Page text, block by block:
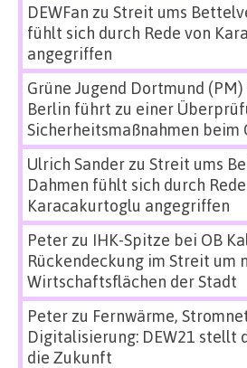
DEWFan zu Streit ums
fühlt sich durch Rede von
angegriffen
Grüne Jugend Dortmund (PM)
Berlin führt zu einer
Sicherheitsmaßnahmen beim
Ulrich Sanderzu Streit ums
Dahmen fühlt sich durch
Karacakurtoglu angegriffen
Peterzu IHK-Spitze bei OB
Rückendeckung im Streit um
Wirtschaftsflächen der Stadt
Peterzu Fernwärme,
Digitalisierung: DEW21 stellt
die Zukunft